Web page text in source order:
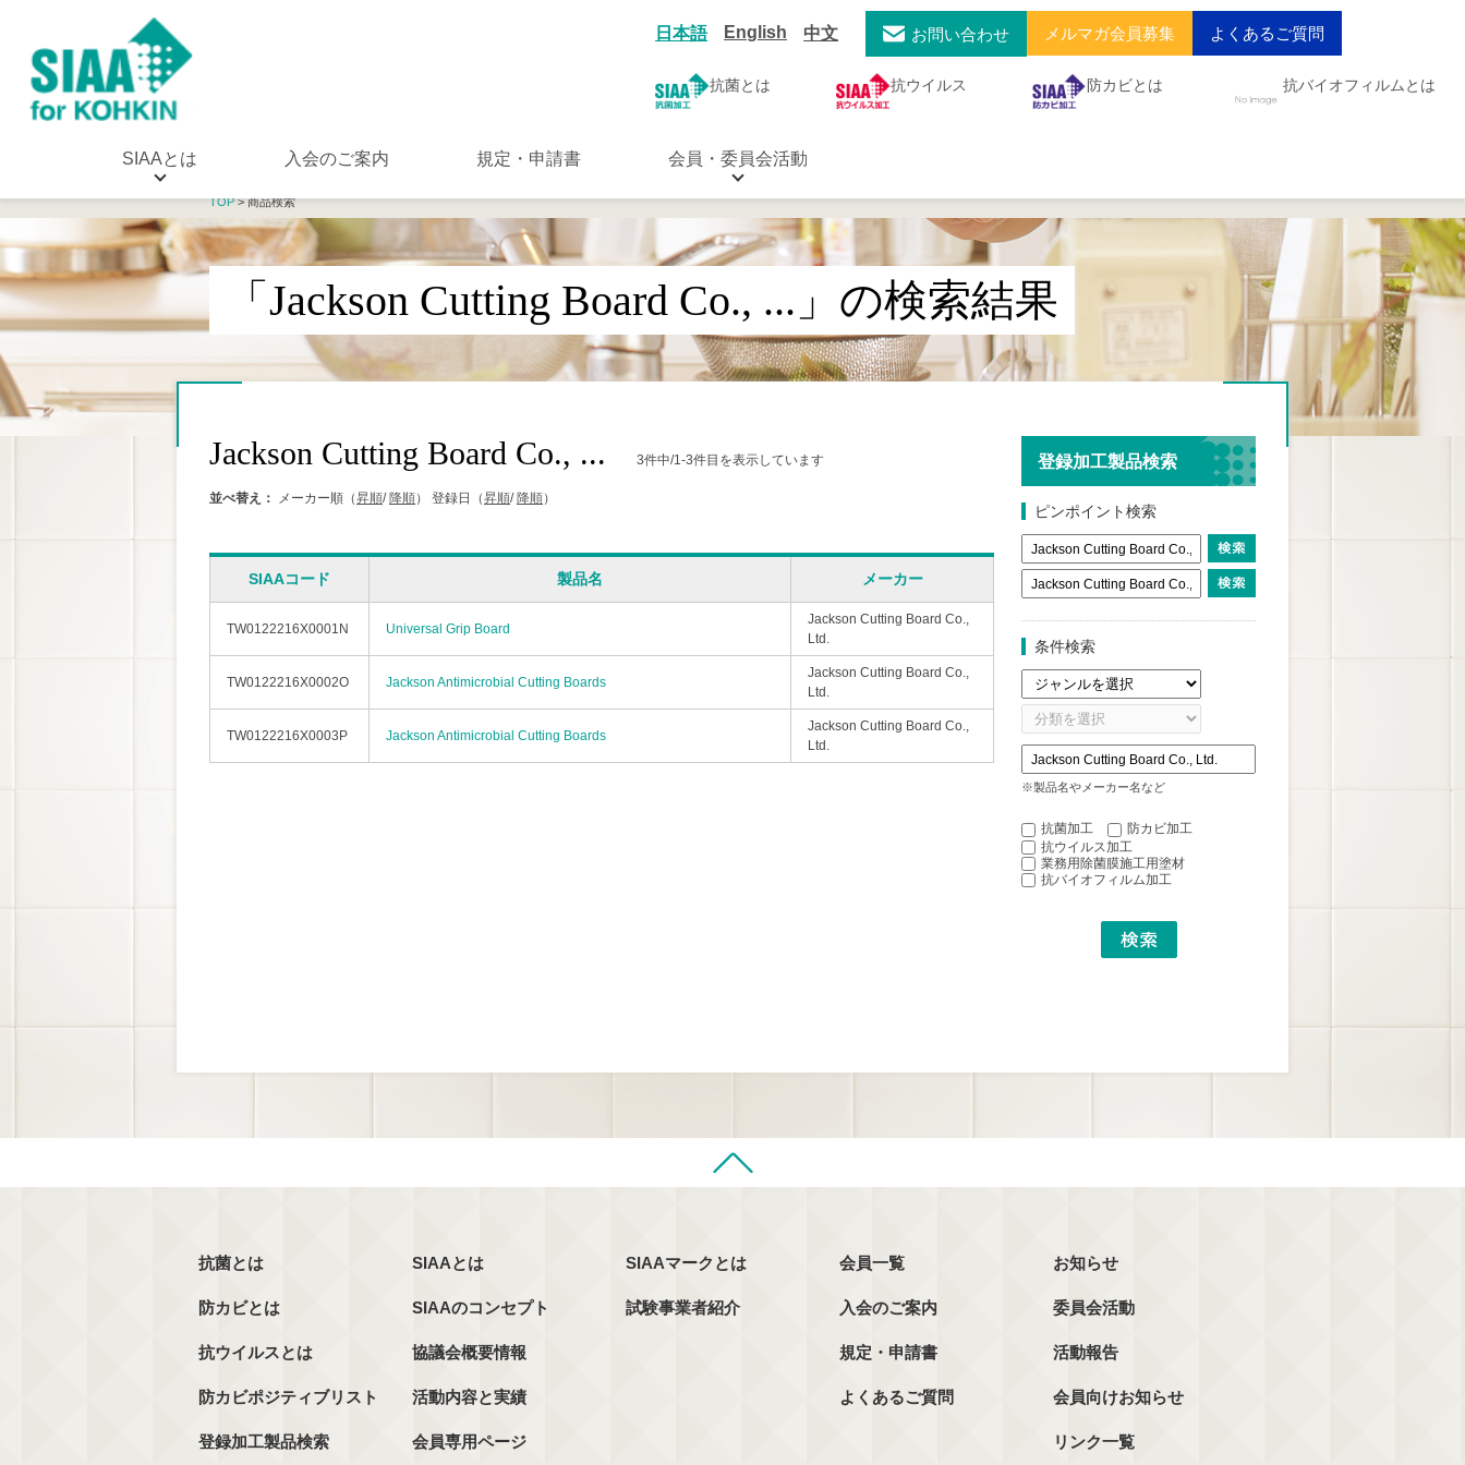
日本語 English 中文 お問い合わせ メルマガ会員募集 よくあるご質問
抗菌とは 抗ウイルス 防カビとは 抗バイオフィルムとは
SIAAとは 入会のご案内 規定・申請書 会員・委員会活動
TOP> 商品検索
「Jackson Cutting Board Co., ...」の検索結果
Jackson Cutting Board Co., ... 3件中/1-3件目を表示しています
並べ替え： メーカー順（昇順/ 降順） 登録日（昇順/ 降順）
SIAAコード 製品名 メーカー
TW0122216X0001N Universal Grip Board
Jackson Cutting Board Co.,
Ltd.
TW0122216X0002O Jackson Antimicrobial Cutting Boards
Jackson Cutting Board Co.,
Ltd.
TW0122216X0003P Jackson Antimicrobial Cutting Boards
Jackson Cutting Board Co.,
Ltd.
登録加工製品検索
ピンポイント検索
条件検索
※製品名やメーカー名など
抗菌加工
防カビ加工
抗ウイルス加工
業務用除菌膜施工用塗材
抗バイオフィルム加工
抗菌とは
防カビとは
抗ウイルスとは
防カビポジティブリスト
登録加工製品検索
SIAAとは
SIAAのコンセプト
協議会概要情報
活動内容と実績
会員専用ページ
SIAAマークとは
試験事業者紹介
会員一覧
入会のご案内
規定・申請書
よくあるご質問
お知らせ
委員会活動
活動報告
会員向けお知らせ
リンク一覧